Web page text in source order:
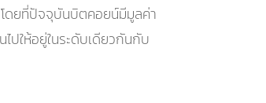
ดยที่ปัจจุบันบิตคอยน์มีมูลค่า
ปให้อยู่ในระดับเดียวกันกับ